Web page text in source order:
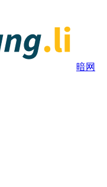
暗网